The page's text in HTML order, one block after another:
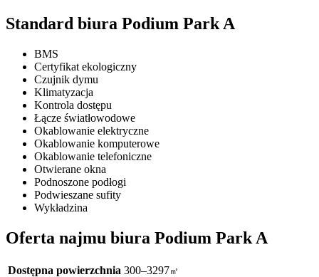
Standard biura Podium Park A
BMS
Certyfikat ekologiczny
Czujnik dymu
Klimatyzacja
Kontrola dostępu
Łącze światłowodowe
Okablowanie elektryczne
Okablowanie komputerowe
Okablowanie telefoniczne
Otwierane okna
Podnoszone podłogi
Podwieszane sufity
Wykładzina
Oferta najmu biura Podium Park A
Dostępna powierzchnia 300–3297㎡